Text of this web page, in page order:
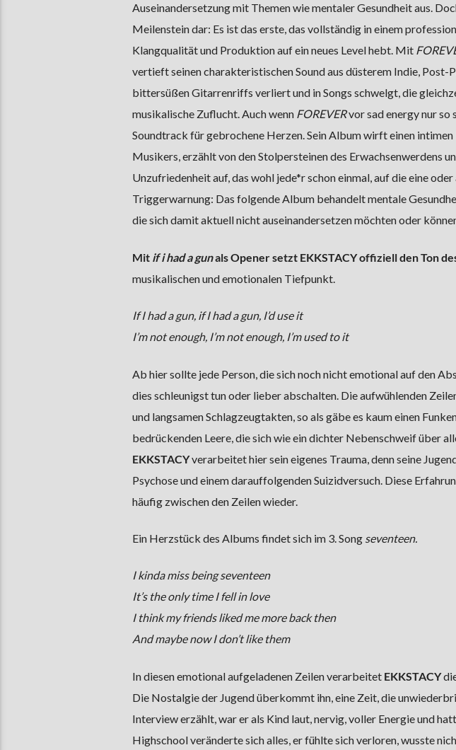
Auseinandersetzung mit Themen wie mentaler Gesundheit aus.
Meilenstein dar: Es ist das erste, das vollständig in einem
Klangqualität und Produktion auf ein neues Level hebt. Mit
vertieft seinen charakteristischen Sound aus düsterem Indie, Post-
bittersüßen Gitarrenriffs verliert und in Songs schwelgt, die
musikalische Zuflucht. Auch wenn FOREVERvor sad energy nur
Soundtrack für gebrochene Herzen. Sein Album wirft einen
Musikers, erzählt von den Stolpersteinen des Erwachsenwerdens
Unzufriedenheit auf, das wohl jede*r schon einmal, auf die eine
Triggerwarnung: Das folgende Album behandelt mentale
die sich damit aktuell nicht auseinandersetzen möchten oder
Mit if i had a gunals Opener setzt EKKSTACY offiziell den Ton
musikalischen und emotionalen Tiefpunkt.
If I had a gun, if I had a gun, I’d use it
I’m not enough, I’m not enough, I’m used to it
Ab hier sollte jede Person, die sich noch nicht emotional auf den
dies schleunigst tun oder lieber abschalten. Die aufwühlenden
und langsamen Schlagzeugtakten, so als gäbe es kaum einen
bedrückenden Leere, die sich wie ein dichter Nebenschweif über
EKKSTACYverarbeitet hier sein eigenes Trauma, denn seine
Psychose und einem darauffolgenden Suizidversuch. Diese
häufig zwischen den Zeilen wieder.
Ein Herzstück des Albums findet sich im 3. Song seventeen.
I kinda miss being seventeen
It’s the only time I fell in love
I think my friends liked me more back then
And maybe now I don’t like them
In diesen emotional aufgeladenen Zeilen verarbeitet EKKSTACY
Die Nostalgie der Jugend überkommt ihn, eine Zeit, die
Interview erzählt, war er als Kind laut, nervig, voller Energie und
Highschool veränderte sich alles, er fühlte sich verloren, wusste